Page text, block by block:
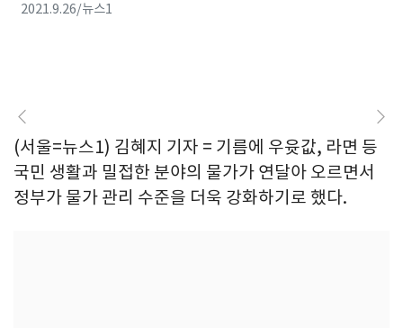
2021.9.26/뉴스1
(서울=뉴스1) 김혜지 기자 = 기름에 우윳값, 라면 등
국민 생활과 밀접한 분야의 물가가 연달아 오르면서
정부가 물가 관리 수준을 더욱 강화하기로 했다.